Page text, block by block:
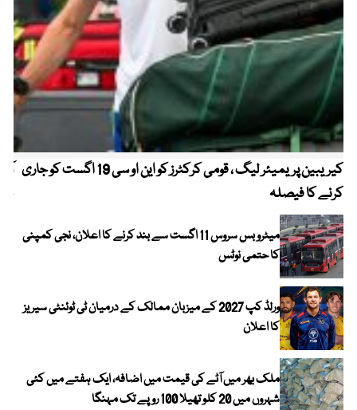
کیریبین پریمیئر لیگ ، قومی کرکٹرز کو این او سی 19 اگست کو جاری
کرنے کا فیصلہ
میٹرو بس سروس 11 اگست سے بند کرنے کا اعلان، نجی کمپنی
کا حتمی نوٹس
ورلڈ کپ 2027 کے میزبان ممالک کے درمیان ٹی ٹوئنٹی سیریز
کا اعلان
ملک بھر میں آٹے کی قیمت میں اضافہ، ایک ہفتے میں کئی
شہروں میں 20 کلو تھیلا 100 روپے تک مہنگا